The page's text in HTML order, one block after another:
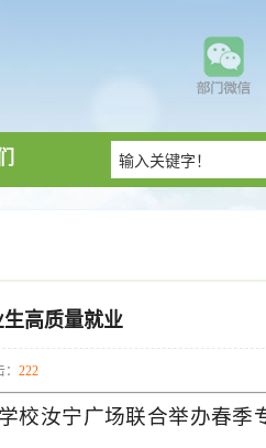
高质量就业
：222
校汝宁广场联合举办春季